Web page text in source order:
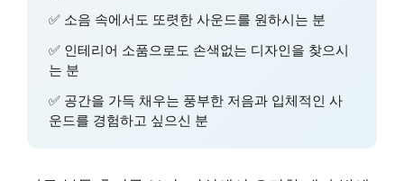
✅ 소음 속에서도 또렷한 사운드를 원하시는 분
✅ 인테리어 소품으로도 손색없는 디자인을 찾으시
는 분
✅ 공간을 가득 채우는 풍부한 저음과 입체적인 사
운드를 경험하고 싶으신 분